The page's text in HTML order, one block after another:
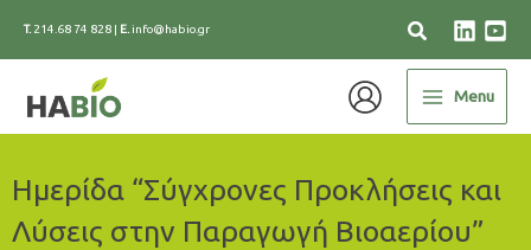
στο
περιεχόμενο
T. 214.68 74 828 | E. info@habio.gr
Menu
Ημερίδα “Σύγχρονες Προκλήσεις και
Λύσεις στην Παραγωγή Βιοαερίου”